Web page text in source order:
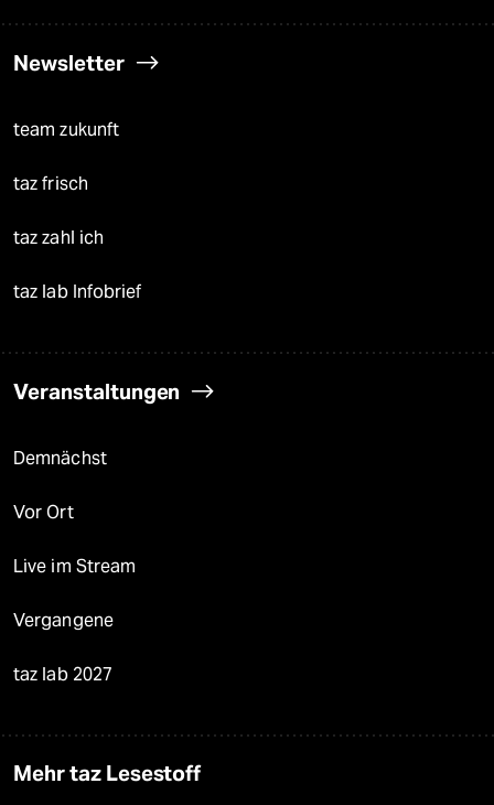
Newsletter
team zukunft
taz frisch
taz zahl ich
taz lab Infobrief
Veranstaltungen
Demnächst
Vor Ort
Live im Stream
Vergangene
taz lab 2027
Mehr taz Lesestoff